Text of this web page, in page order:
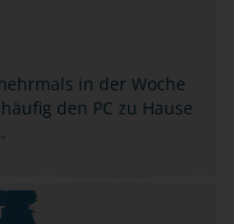
in der Woche
den PC zu Hause